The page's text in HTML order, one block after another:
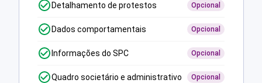
Detalhamento de protestos Opcional
Dados comportamentais Opcional
Informações do SPC Opcional
Quadro societário e administrativo Opcional